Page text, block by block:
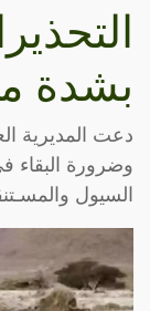
بشدة
دعت المديرية
وضرورة البقاء
السيول